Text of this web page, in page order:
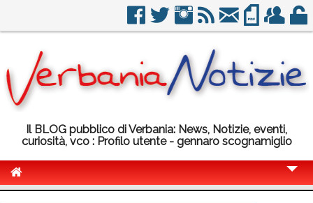
Il BLOG pubblico di Verbania: News, Notizie, eventi,
curiosità, vco : Profilo utente - gennaro scognamiglio